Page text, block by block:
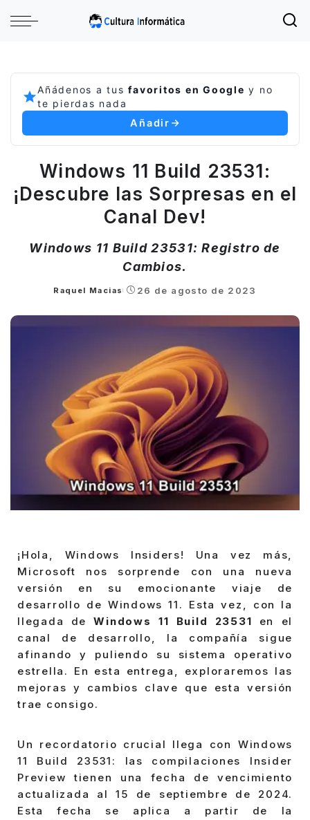
Añádenos a tusfavoritos en Google y no
te pierdas nada
Añadir
Windows 11 Build 23531:
¡Descubre las Sorpresas en el
Canal Dev!
Windows 11 Build 23531: Registro de
Cambios.
Posted
Raquel Macias 26 de agosto de 2023
¡Hola, Windows Insiders! Una vez más,
Microsoft nos sorprende con una nueva
versión en su emocionante viaje de
desarrollo de Windows 11. Esta vez, con la
llegada de
Windows 11 Build 23531 en el
canal de desarrollo, la compañía sigue
afinando y puliendo su sistema operativo
estrella. En esta entrega, exploraremos las
mejoras y cambios clave que esta versión
trae consigo.
Un recordatorio crucial llega con Windows
11 Build 23531: las compilaciones Insider
Preview tienen una fecha de vencimiento
actualizada al 15 de septiembre de 2024.
Esta fecha se aplica a partir de la